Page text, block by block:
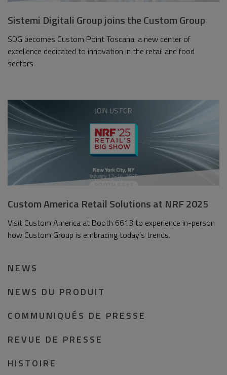
Sistemi Digitali Group joins the Custom Group
SDG becomes Custom Point Toscana, a new center of
excellence dedicated to innovation in the retail and food
sectors
Custom America Retail Solutions at NRF 2025
Visit Custom America at Booth 6613 to experience in-person
how Custom Group is embracing today’s trends.
NEWS
NEWS DU PRODUIT
COMMUNIQUÉS DE PRESSE
REVUE DE PRESSE
HISTOIRE